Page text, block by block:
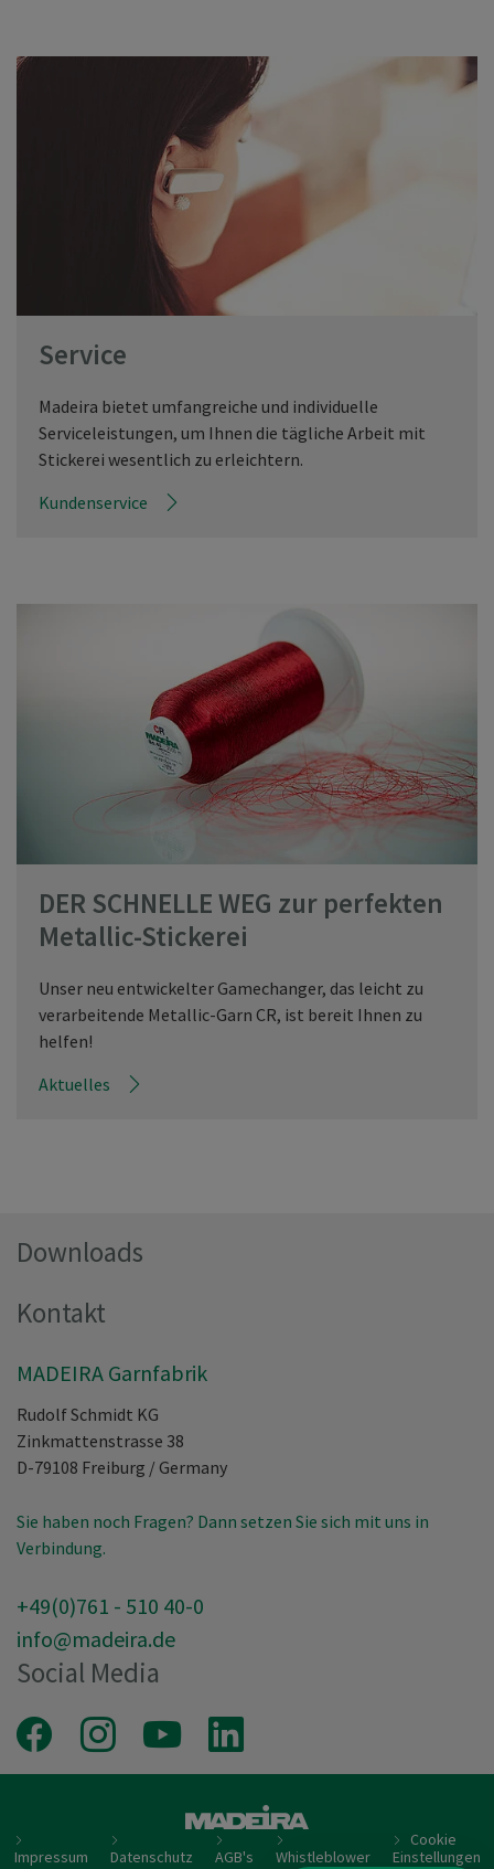
Service
Madeira bietet umfangreiche und individuelle
Serviceleistungen, um Ihnen die tägliche Arbeit mit
Stickerei wesentlich zu erleichtern.
Kundenservice
DER SCHNELLE WEG zur perfekten
Metallic-Stickerei
Unser neu entwickelter Gamechanger, das leicht zu
verarbeitende Metallic-Garn CR, ist bereit Ihnen zu
helfen!
Aktuelles
Downloads
Kontakt
MADEIRA Garnfabrik
Rudolf Schmidt KG
Zinkmattenstrasse 38
D-79108 Freiburg / Germany
Sie haben noch Fragen? Dann setzen Sie sich mit uns in
Verbindung.
+49(0)761 - 510 40-0
info@madeira.de
Social Media
Facebook Instagram Youtube
Impressum Datenschutz AGB's
Whistleblower
Cookie
Einstellungen